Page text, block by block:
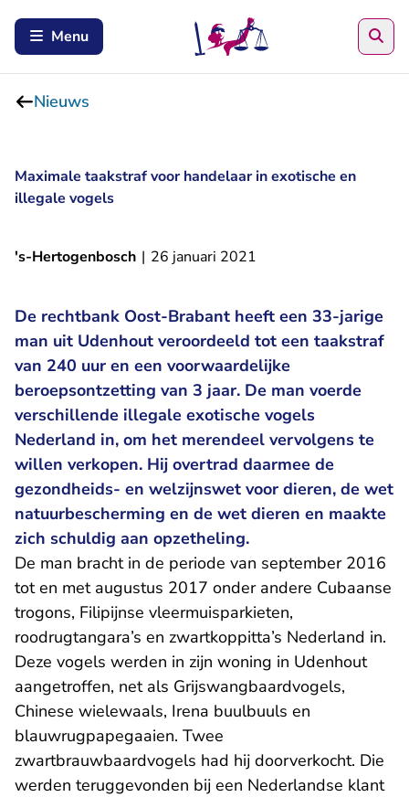
Menu
Nieuws
Maximale taakstraf voor handelaar in exotische en
illegale vogels
's-Hertogenbosch | 26 januari 2021
De rechtbank Oost-Brabant heeft een 33-jarige
man uit Udenhout veroordeeld tot een taakstraf
van 240 uur en een voorwaardelijke
beroepsontzetting van 3 jaar. De man voerde
verschillende illegale exotische vogels
Nederland in, om het merendeel vervolgens te
willen verkopen. Hij overtrad daarmee de
gezondheids- en welzijnswet voor dieren, de wet
natuurbescherming en de wet dieren en maakte
zich schuldig aan opzetheling.
De man bracht in de periode van september 2016
tot en met augustus 2017 onder andere Cubaanse
trogons, Filipijnse vleermuisparkieten,
roodrugtangara’s en zwartkoppitta’s Nederland in.
Deze vogels werden in zijn woning in Udenhout
aangetroffen, net als Grijswangbaardvogels,
Chinese wielewaals, Irena buulbuuls en
blauwrugpapegaaien. Twee
zwartbrauwbaardvogels had hij doorverkocht. Die
werden teruggevonden bij een Nederlandse klant